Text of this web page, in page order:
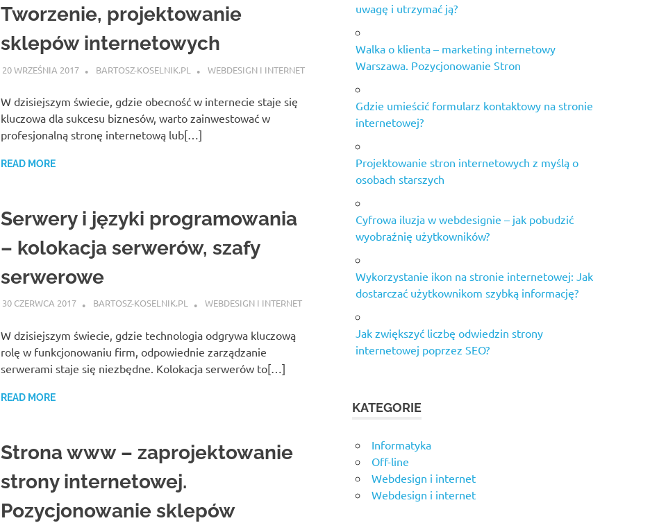
Tworzenie, projektowanie
sklepów internetowych
20 WRZEŚNIA 2017 BARTOSZ-KOSELNIK.PL WEBDESIGN I INTERNET
W dzisiejszym świecie, gdzie obecność w internecie staje się
kluczowa dla sukcesu biznesów, warto zainwestować w
profesjonalną stronę internetową lub[…]
READ MORE
Serwery i języki programowania
– kolokacja serwerów, szafy
serwerowe
30 CZERWCA 2017 BARTOSZ-KOSELNIK.PL WEBDESIGN I INTERNET
W dzisiejszym świecie, gdzie technologia odgrywa kluczową
rolę w funkcjonowaniu firm, odpowiednie zarządzanie
serwerami staje się niezbędne. Kolokacja serwerów to[…]
READ MORE
Strona www – zaprojektowanie
strony internetowej.
Pozycjonowanie sklepów
uwagę i utrzymać ją?
Walka o klienta – marketing internetowy
Warszawa. Pozycjonowanie Stron
Gdzie umieścić formularz kontaktowy na stronie
internetowej?
Projektowanie stron internetowych z myślą o
osobach starszych
Cyfrowa iluzja w webdesignie – jak pobudzić
wyobraźnię użytkowników?
Wykorzystanie ikon na stronie internetowej: Jak
dostarczać użytkownikom szybką informację?
Jak zwiększyć liczbę odwiedzin strony
internetowej poprzez SEO?
KATEGORIE
Informatyka
Off-line
Webdesign i internet
Webdesign i internet